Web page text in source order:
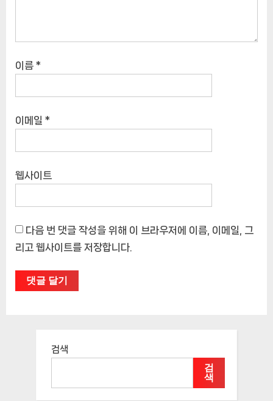
이름 *
이메일 *
웹사이트
다음 번 댓글 작성을 위해 이 브라우저에 이름, 이메일, 그
리고 웹사이트를 저장합니다.
검색
검
색